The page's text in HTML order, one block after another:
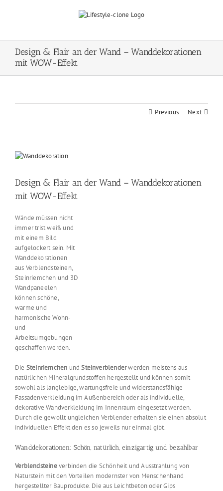
Design & Flair an der Wand – Wanddekorationen
mit WOW-Effekt
Previous Next
View
Design & Flair an der Wand – Wanddekorationen
mit WOW-Effekt
Wände müssen nicht
immer trist weiß und
mit einem Bild
aufgelockert sein. Mit
Wanddekorationen
aus Verblendsteinen,
Steinriemchen und 3D
Wandpaneelen
können schöne,
warme und
harmonische Wohn-
und
Arbeitsumgebungen
geschaffen werden.
Die Steinriemchen undSteinverblenderwerden meistens aus
natürlichen Mineralgrundstoffen hergestellt und können somit
sowohl als langlebige, wartungsfreie und widerstandsfähige
Fassadenverkleidung im Außenbereich oder als individuelle,
dekorative Wandverkleidung im Innenraum eingesetzt werden.
Durch die gewollt ungleichen Verblender erhalten sie einen absolut
individuellen Effekt den es so jeweils nur einmal gibt.
Wanddekorationen: Schön, natürlich, einzigartig und bezahlbar
Verblendsteineverbinden die Schönheit und Ausstrahlung von
Naturstein mit den Vorteilen modernster von Menschenhand
hergestellter Bauprodukte. Die aus Leichtbeton oder Gips